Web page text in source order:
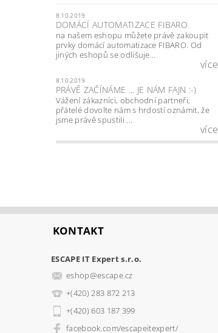
8.10.2019
DOMÁCÍ AUTOMATIZACE FIBARO
na našem eshopu můžete právě zakoupit
prvky domácí automatizace FIBARO. Od
jiných eshopů se odlišuje...
více
8.10.2019
PRÁVĚ ZAČÍNÁME ... JE NÁM FAJN :-)
Vážení zákazníci, obchodní partneři,
přátelé dovolte nám s hrdostí oznámit, že
jsme právě spustili ...
více
KONTAKT
ESCAPE IT Expert s.r.o.
eshop@escape.cz
+(420) 283 872 213
+(420) 603 187 399
facebook.com/escapeitexpert/